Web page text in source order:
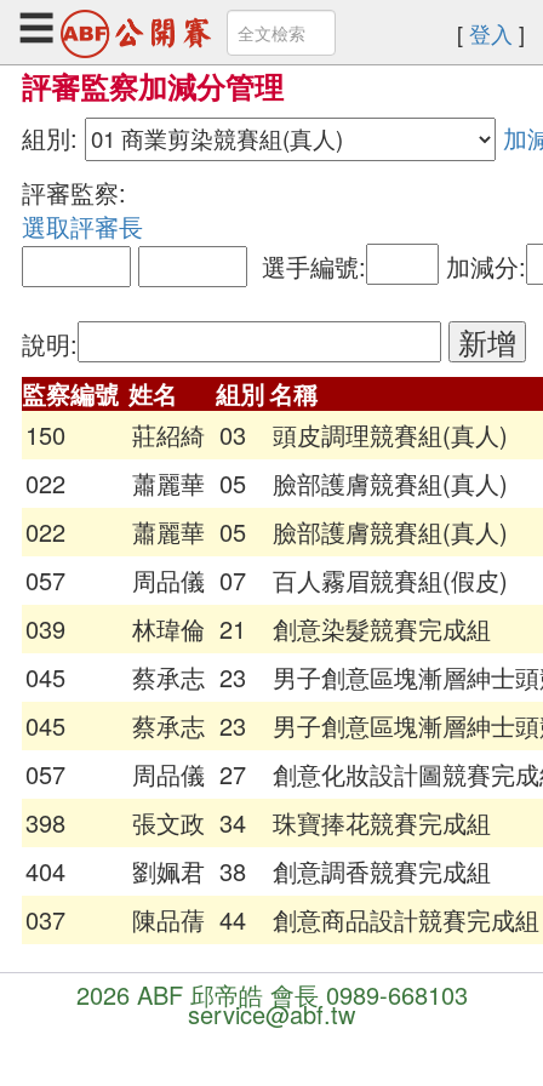
回
官
網
首
+基
本
資
料
前
端
頒
獎
次
序
後
端
頒
獎
管
理
流
程
顯
示
管
☰ [登入 ]
評審監察加減分管理
組別:
加
評審監察:
選取評審長
選手編號:
加減分:
說明:
監察編號 姓名 組別名稱
150
莊紹綺 03
頭皮調理競賽組(真人)
022
蕭麗華 05
臉部護膚競賽組(真人)
022
蕭麗華 05
臉部護膚競賽組(真人)
057
周品儀 07
百人霧眉競賽組(假皮)
039
林瑋倫 21
創意染髮競賽完成組
045
蔡承志 23
男子創意區塊漸層紳士
045
蔡承志 23
男子創意區塊漸層紳士
057
周品儀 27
創意化妝設計圖競賽完
398
張文政 34
珠寶捧花競賽完成組
404
劉姵君 38
創意調香競賽完成組
037
陳品蒨 44 創意商品設計競賽完成組
2026 ABF 邱帝皓 會長 0989-668103
service@abf.tw